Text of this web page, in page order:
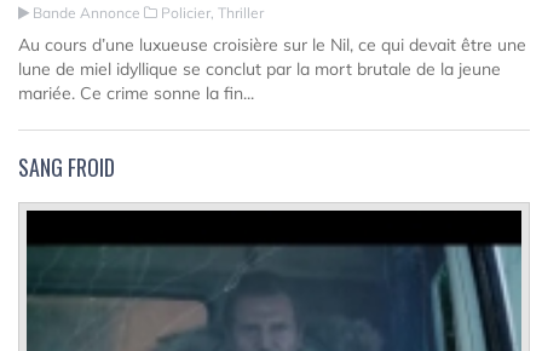
Bande Annonce Policier, Thriller
Au cours d’une luxueuse croisière sur le Nil, ce qui devait être une
lune de miel idyllique se conclut par la mort brutale de la jeune
mariée. Ce crime sonne la fin...
SANG FROID